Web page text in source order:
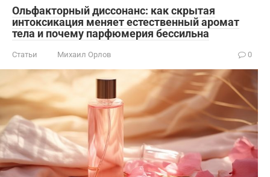
Ольфакторный диссонанс: как скрытая
интоксикация меняет естественный аромат
тела и почему парфюмерия бессильна
Статьи Михаил Орлов 0